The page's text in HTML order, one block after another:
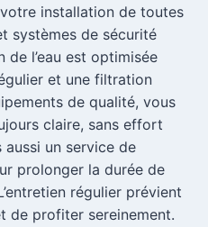
installation de toutes
systèmes de sécurité
de l’eau est optimisée
et une filtration
de qualité, vous
claire, sans effort
un service de
prolonger la durée de
régulier prévient
de profiter sereinement.